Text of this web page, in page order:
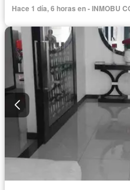
Hace 1 día, 6 horas en - INMOBU